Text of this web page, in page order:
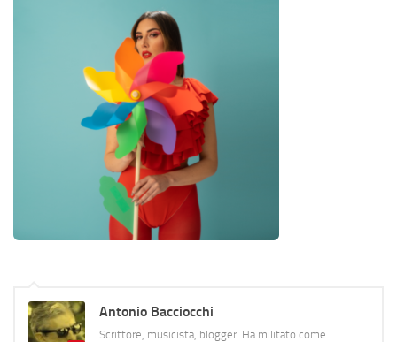
Antonio Bacciocchi
Scrittore, musicista, blogger. Ha militato come